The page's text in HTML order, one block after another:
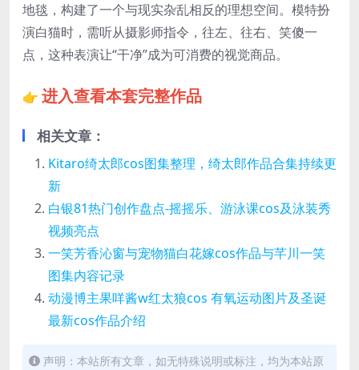
地毯，构建了一个与现实杂乱相反的理想空间。模特扮
演白猫时，需听从摄影师指令，往左、往右、笑傻一
点，这种表演让“干净”成为可消费的视觉商品。
👉 进入查看本套完整作品
相关文章：
Kitaro绮太郎cos图集整理，绮太郎作品合集持续更
新
白银81热门创作盘点-摇摇乐、游泳课cos及泳装秀
视频亮点
一笑芳香沁窗与宠物猫白花嫁cos作品与芊川一笑
图集内容记录
动漫博主果咩酱w红太狼cos 有氧运动图片及圣诞
最新cos作品介绍
声明：本站所有文章，如无特殊说明或标注，均为本站原